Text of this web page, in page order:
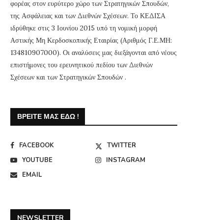
φορέας στον ευρύτερο χώρο των Στρατηγικών Σπουδών,
της Ασφάλειας και των Διεθνών Σχέσεων. Το ΚΕΔΙΣΑ
ιδρύθηκε στις 3 Ιουνίου 2015 υπό τη νομική μορφή
Αστικής Μη Κερδοσκοπικής Εταιρίας (Αριθμός Γ.Ε.ΜΗ:
134810907000). Οι αναλύσεις μας διεξάγονται από νέους
επιστήμονες του ερευνητικού πεδίου των Διεθνών
Σχέσεων και των Στρατηγικών Σπουδών .
ΒΡΕΊΤΕ ΜΑΣ ΕΔΏ !
FACEBOOK
TWITTER
YOUTUBE
INSTAGRAM
EMAIL
NEWSLETTER